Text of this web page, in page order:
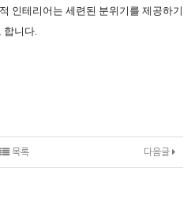
인테리어는 세련된 분위기를 제공하기
합니다.
다음글
목록